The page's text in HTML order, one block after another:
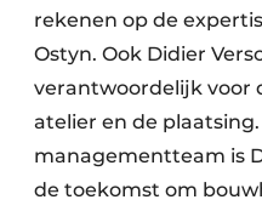
rekenen op de
Ostyn. Ook Didier
verantwoordelijk voor
atelier en de
managementteam is
de toekomst om